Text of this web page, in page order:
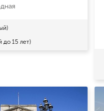
до 15 лет)